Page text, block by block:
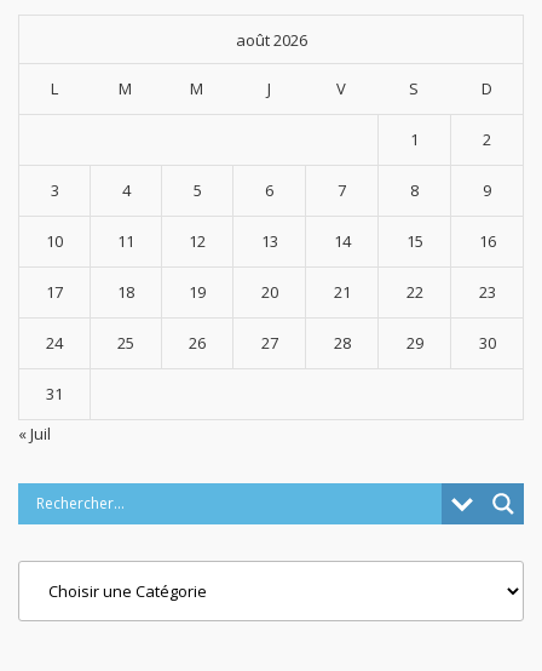
août 2026
L M M J V S D
1 2
3 4 5 6 7 8 9
10 11 12 13 14 15 16
17 18 19 20 21 22 23
24 25 26 27 28 29 30
31
« Juil